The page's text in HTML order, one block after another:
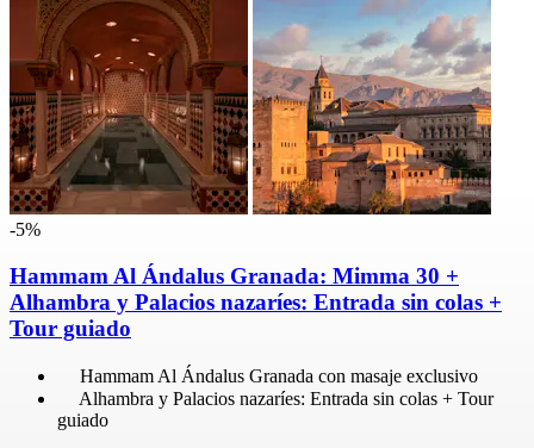
-5%
Hammam Al Ándalus Granada: Mimma 30 +
Alhambra y Palacios nazaríes: Entrada sin colas +
Tour guiado
Hammam Al Ándalus Granada con masaje exclusivo
Alhambra y Palacios nazaríes: Entrada sin colas + Tour
guiado